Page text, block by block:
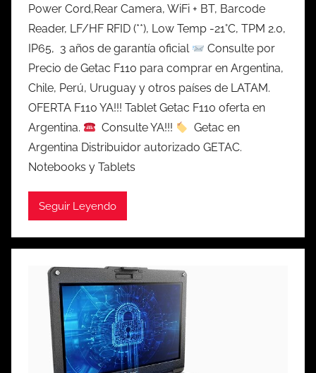
Power Cord,Rear Camera, WiFi + BT, Barcode
Reader, LF/HF RFID (**), Low Temp -21°C, TPM 2.0,
IP65, 3 años de garantía oficial
Consulte por
Precio de Getac F110 para comprar en Argentina,
Chile, Perú, Uruguay y otros países de LATAM.
OFERTA F110 YA!!! Tablet Getac F110 oferta en
Argentina.
Consulte YA!!!
Getac en
Argentina Distribuidor autorizado GETAC.
Notebooks y Tablets
Seguir Leyendo